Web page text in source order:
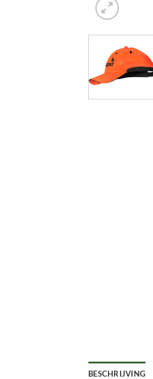
BESCHRIJVING